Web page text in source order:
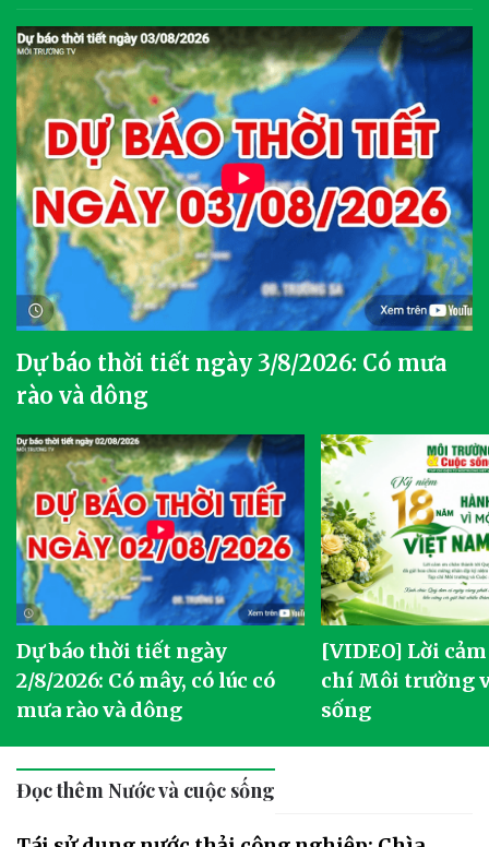
Dự báo thời tiết ngày 3/8/2026: Có mưa
rào và dông
Dự báo thời tiết ngày
2/8/2026: Có mây, có lúc có
mưa rào và dông
[VIDEO] Lời
chí Môi trường
sống
Đọc thêm Nước và cuộc sống